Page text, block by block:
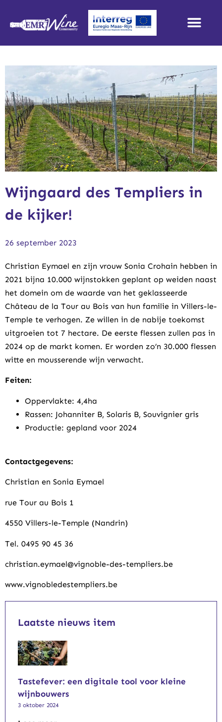
Wijngaard des Templiers in
de kijker!
26 september 2023
Christian Eymael en zijn vrouw Sonia Crohain hebben in
2021 bijna 10.000 wijnstokken geplant op weiden naast
het domein om de waarde van het geklasseerde
Château de la Tour au Bois van hun familie in Villers-le-
Temple te verhogen. Ze willen in de nabije toekomst
uitgroeien tot 7 hectare. De eerste flessen zullen pas in
2024 op de markt komen. Er worden zo’n 30.000 flessen
witte en mousserende wijn verwacht.
Feiten:
Oppervlakte: 4,4ha
Rassen: Johanniter B, Solaris B, Souvignier gris
Productie: gepland voor 2024
Contactgegevens:
Christian en Sonia Eymael
rue Tour au Bois 1
4550 Villers-le-Temple (Nandrin)
Tel. 0495 90 45 36
christian.eymael@vignoble-des-templiers.be
www.vignobledestempliers.be
Laatste nieuws item
Tastefever: een digitale tool voor kleine
wijnbouwers
3 oktober 2024